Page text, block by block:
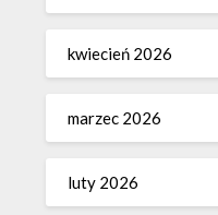
kwiecień 2026
marzec 2026
luty 2026